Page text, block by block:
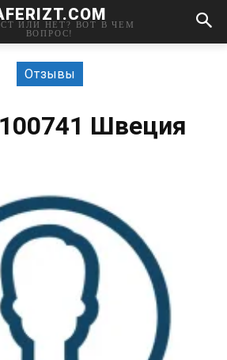
ИЛИ НЕТ? ВОТ В ЧЕМ
ВОПРОС!
Отзывы
Швеция